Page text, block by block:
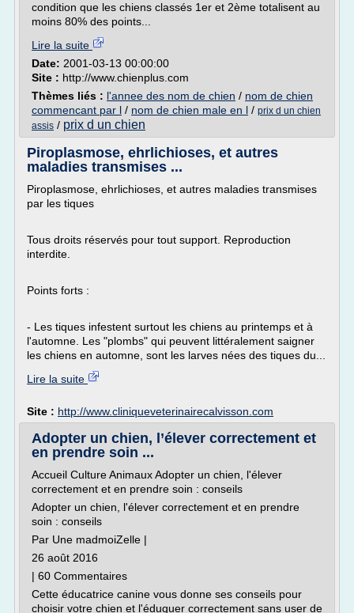
condition que les chiens classés 1er et 2ème totalisent au
moins 80% des points...
Lire la suite
Date: 2001-03-13 00:00:00
Site : http://www.chienplus.com
Thèmes liés : l'annee des nom de chien / nom de chien
commencant par l / nom de chien male en l / prix d un chien
assis / prix d un chien
Piroplasmose, ehrlichioses, et autres
maladies transmises ...
Piroplasmose, ehrlichioses, et autres maladies transmises
par les tiques
Tous droits réservés pour tout support. Reproduction
interdite.
Points forts :
- Les tiques infestent surtout les chiens au printemps et à
l'automne. Les "plombs" qui peuvent littéralement saigner
les chiens en automne, sont les larves nées des tiques du...
Lire la suite
Site : http://www.cliniqueveterinairecalvisson.com
Adopter un chien, l’élever correctement et
en prendre soin ...
Accueil Culture Animaux Adopter un chien, l'élever
correctement et en prendre soin : conseils
Adopter un chien, l'élever correctement et en prendre
soin : conseils
Par Une madmoiZelle |
26 août 2016
| 60 Commentaires
Cette éducatrice canine vous donne ses conseils pour
choisir votre chien et l'éduquer correctement sans user de